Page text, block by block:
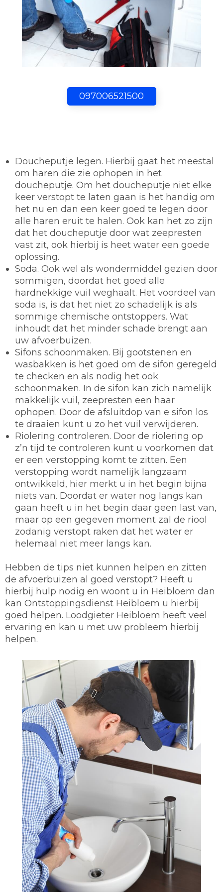
097006521500
Doucheputje legen. Hierbij gaat het meestal
om haren die zie ophopen in het
doucheputje. Om het doucheputje niet elke
keer verstopt te laten gaan is het handig om
het nu en dan een keer goed te legen door
alle haren eruit te halen. Ook kan het zo zijn
dat het doucheputje door wat zeepresten
vast zit, ook hierbij is heet water een goede
oplossing.
Soda. Ook wel als wondermiddel gezien door
sommigen, doordat het goed alle
hardnekkige vuil weghaalt. Het voordeel van
soda is, is dat het niet zo schadelijk is als
sommige chemische ontstoppers. Wat
inhoudt dat het minder schade brengt aan
uw afvoerbuizen.
Sifons schoonmaken. Bij gootstenen en
wasbakken is het goed om de sifon geregeld
te checken en als nodig het ook
schoonmaken. In de sifon kan zich namelijk
makkelijk vuil, zeepresten een haar
ophopen. Door de afsluitdop van e sifon los
te draaien kunt u zo het vuil verwijderen.
Riolering controleren. Door de riolering op
z’n tijd te controleren kunt u voorkomen dat
er een verstopping komt te zitten. Een
verstopping wordt namelijk langzaam
ontwikkeld, hier merkt u in het begin bijna
niets van. Doordat er water nog langs kan
gaan heeft u in het begin daar geen last van,
maar op een gegeven moment zal de riool
zodanig verstopt raken dat het water er
helemaal niet meer langs kan.
Hebben de tips niet kunnen helpen en zitten
de afvoerbuizen al goed verstopt? Heeft u
hierbij hulp nodig en woont u in Heibloem dan
kan Ontstoppingsdienst Heibloem u hierbij
goed helpen. Loodgieter Heibloem heeft veel
ervaring en kan u met uw probleem hierbij
helpen.